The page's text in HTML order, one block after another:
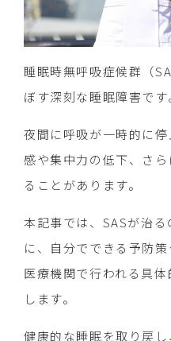
睡眠時無呼吸症候群（
ぼす深刻な睡眠障害です
夜間に呼吸が一時的に
感や集中力の低下、さ
ることがあります。
本記事では、SASが治
に、自分でできる予防
医療機関で行われる具
します。
健康的な睡眠を取り戻